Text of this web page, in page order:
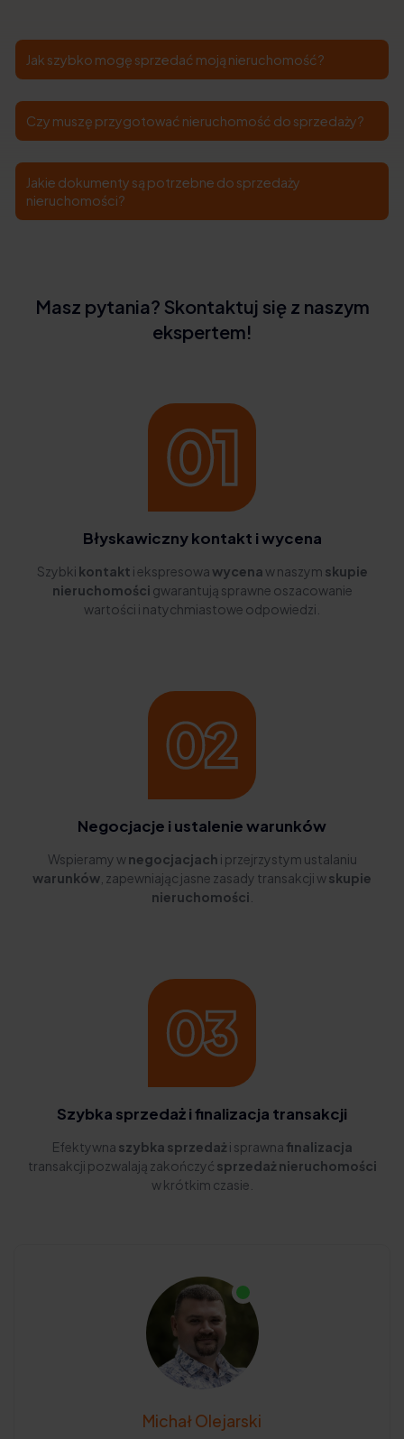
Jak szybko mogę sprzedać moją nieruchomość?
Czy muszę przygotować nieruchomość do sprzedaży?
Jakie dokumenty są potrzebne do sprzedaży
nieruchomości?
Masz pytania? Skontaktuj się z naszym
ekspertem!
Błyskawiczny kontakt i wycena
Szybki kontakt i ekspresowawycenaw naszym skupie
nieruchomości gwarantują sprawne oszacowanie
wartości i natychmiastowe odpowiedzi.
Negocjacje i ustalenie warunków
Wspieramy wnegocjacjach i przejrzystym ustalaniu
warunków , zapewniając jasne zasady transakcji wskupie
nieruchomości
Szybka sprzedaż i finalizacja transakcji
Efektywna szybka sprzedaż i sprawna finalizacja
transakcji pozwalają zakończyć sprzedaż nieruchomości
w krótkim czasie.
Michał Olejarski